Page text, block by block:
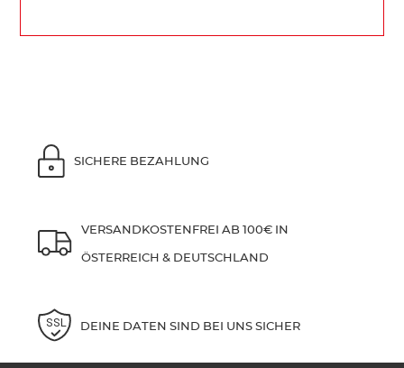
SICHERE BEZAHLUNG
VERSANDKOSTENFREI AB 100€ IN
ÖSTERREICH & DEUTSCHLAND
DEINE DATEN SIND BEI UNS SICHER